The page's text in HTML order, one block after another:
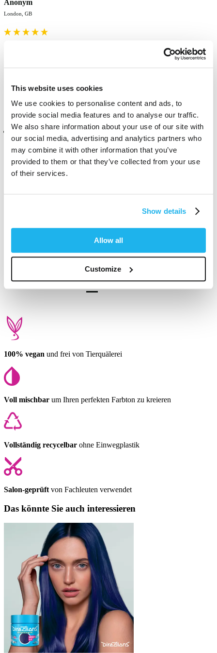
This website uses cookies
We use cookies to personalise content and ads, to
provide social media features and to analyse our traffic.
We also share information about your use of our site with
our social media, advertising and analytics partners who
may combine it with other information that you’ve
provided to them or that they’ve collected from your use
of their services.
Show details
Allow all
Customize
Anonym
London, GB
gooooood！ Love the colour and its really bright! Hopefully it will
Anonym
London, GB
1 2 3
100% vegan und frei von Tierquälerei
Voll mischbar um Ihren perfekten Farbton zu kreieren
Vollständig recycelbar ohne Einwegplastik
Salon-geprüft von Fachleuten verwendet
Das könnte Sie auch interessieren